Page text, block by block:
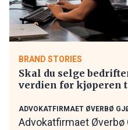
BRAND STORIES
Skal du selge
verdien før kjøperen
ADVOKATFIRMAET ØVERBØ
Advokatfirmaet Øverbø